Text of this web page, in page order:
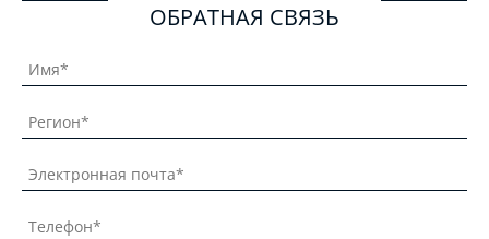
ОБРАТНАЯ СВЯЗЬ